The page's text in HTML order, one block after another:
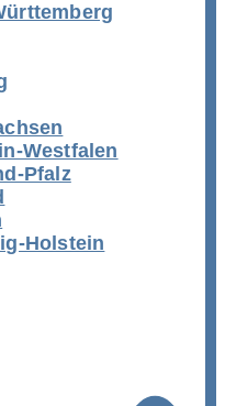
Westfalen
Pfalz
Holstein